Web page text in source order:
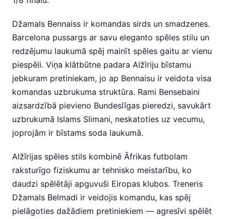
Džamals Bennaiss ir komandas sirds un smadzenes.
Barcelona pussargs ar savu eleganto spēles stilu un
redzējumu laukumā spēj mainīt spēles gaitu ar vienu
piespēli. Viņa klātbūtne padara Alžīriju bīstamu
jebkuram pretiniekam, jo ap Bennaisu ir veidota visa
komandas uzbrukuma struktūra. Rami Bensebaini
aizsardzībā pievieno Bundeslīgas pieredzi, savukārt
uzbrukumā Islams Slimani, neskatoties uz vecumu,
joprojām ir bīstams soda laukumā.
Alžīrijas spēles stils kombinē Āfrikas futbolam
raksturīgo fiziskumu ar tehnisko meistarību, ko
daudzi spēlētāji apguvuši Eiropas klubos. Treneris
Džamals Belmadi ir veidojis komandu, kas spēj
pielāgoties dažādiem pretiniekiem — agresīvi spēlēt